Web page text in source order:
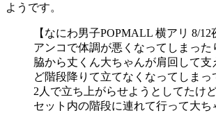
ようです。
【なにわ男子POPMALL 横アリ 8/12
アンコで体調が悪くなってしまった
脇から丈くん大ちゃんが肩回して支
ど階段降りて立てなくなってしまっ
2人で立ち上がらせようとしてたけ
セット内の階段に連れて行って大ち